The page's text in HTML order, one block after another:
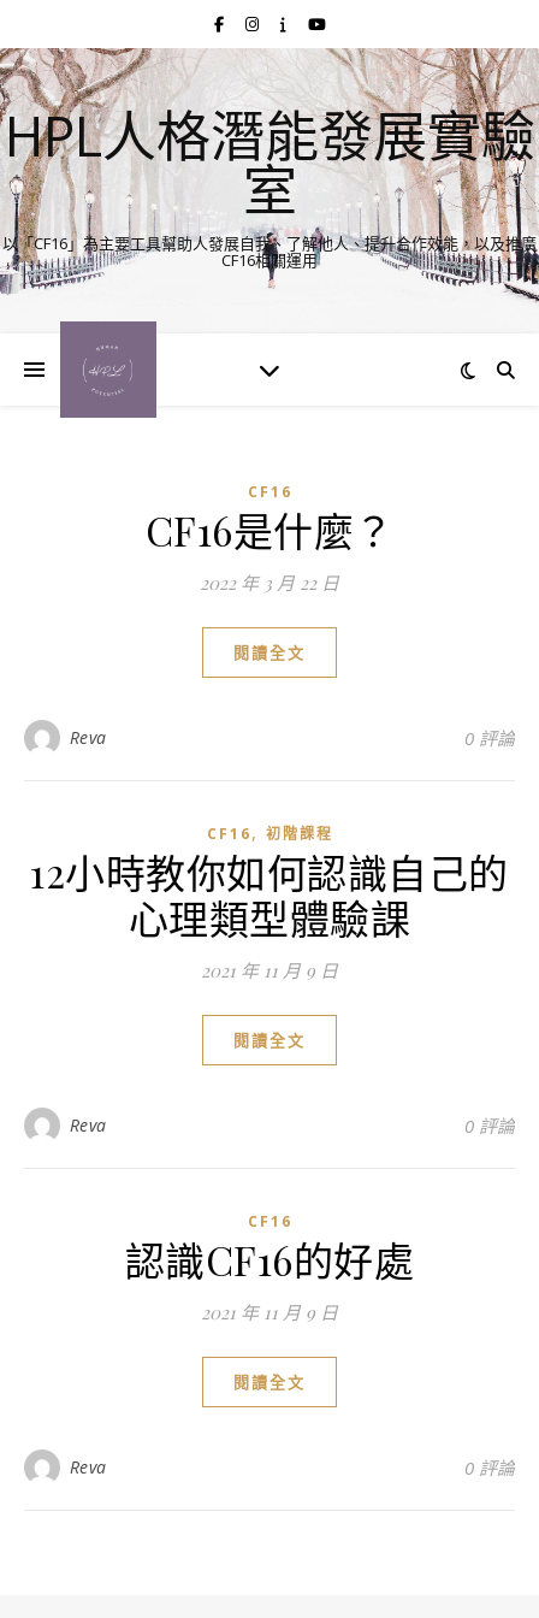
HPL人格潛能發展實驗
室
以「CF16」為主要工具幫助人發展自我、了解他人、提升合作效能，以及推廣
CF16相關運用
CF16
CF16是什麼？
2022 年 3 月 22 日
閱讀全文
Reva 0 評論
CF16, 初階課程
12小時教你如何認識自己的
心理類型體驗課
2021 年 11 月 9 日
閱讀全文
Reva 0 評論
CF16
認識CF16的好處
2021 年 11 月 9 日
閱讀全文
Reva 0 評論